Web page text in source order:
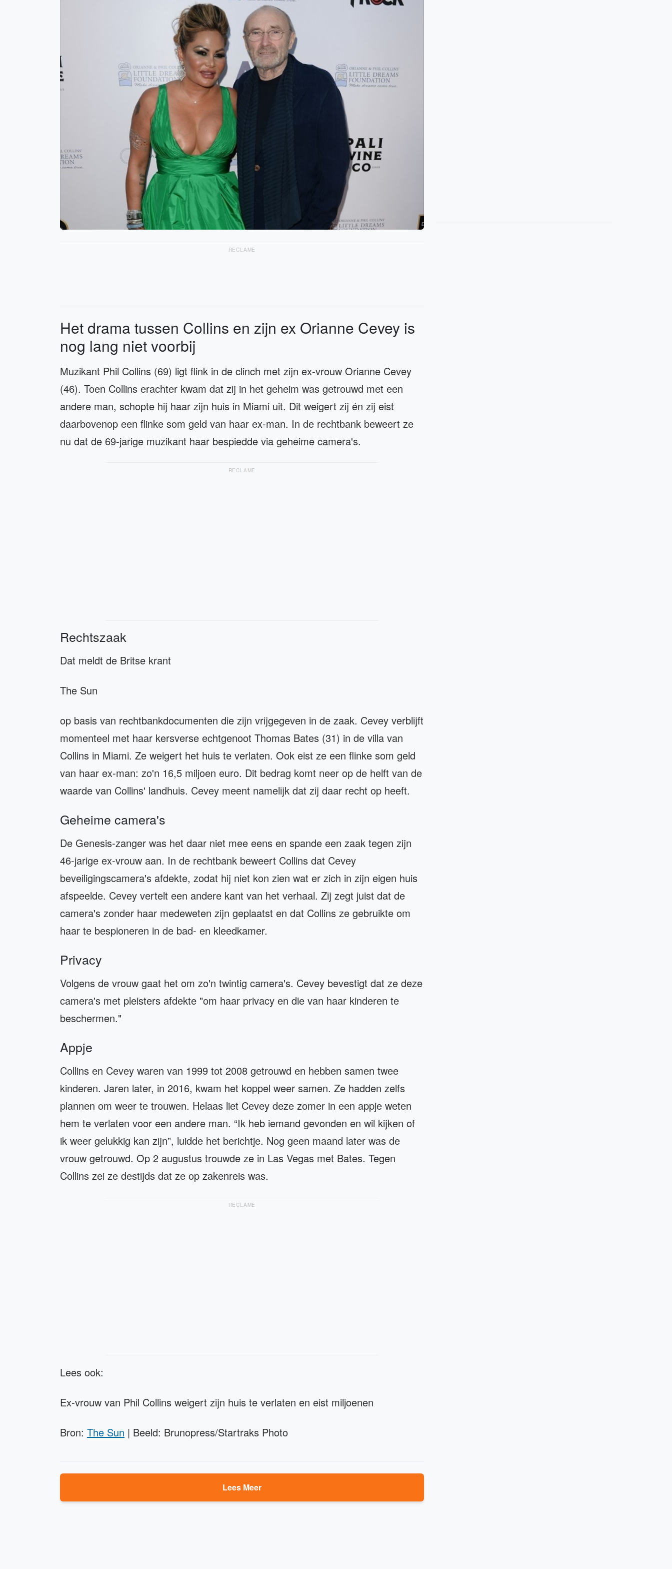
RECLAME
Het drama tussen Collins en zijn ex Orianne Cevey is
nog lang niet voorbij
Muzikant Phil Collins (69) ligt flink in de clinch met zijn ex-vrouw Orianne Cevey
(46). Toen Collins erachter kwam dat zij in het geheim was getrouwd met een
andere man, schopte hij haar zijn huis in Miami uit. Dit weigert zij én zij eist
daarbovenop een flinke som geld van haar ex-man. In de rechtbank beweert ze
nu dat de 69-jarige muzikant haar bespiedde via geheime camera's.
RECLAME
Rechtszaak
Dat meldt de Britse krant
The Sun
op basis van rechtbankdocumenten die zijn vrijgegeven in de zaak. Cevey verblijft
momenteel met haar kersverse echtgenoot Thomas Bates (31) in de villa van
Collins in Miami. Ze weigert het huis te verlaten. Ook eist ze een flinke som geld
van haar ex-man: zo'n 16,5 miljoen euro. Dit bedrag komt neer op de helft van de
waarde van Collins' landhuis. Cevey meent namelijk dat zij daar recht op heeft.
Geheime camera's
De Genesis-zanger was het daar niet mee eens en spande een zaak tegen zijn
46-jarige ex-vrouw aan. In de rechtbank beweert Collins dat Cevey
beveiligingscamera's afdekte, zodat hij niet kon zien wat er zich in zijn eigen huis
afspeelde. Cevey vertelt een andere kant van het verhaal. Zij zegt juist dat de
camera's zonder haar medeweten zijn geplaatst en dat Collins ze gebruikte om
haar te bespioneren in de bad- en kleedkamer.
Privacy
Volgens de vrouw gaat het om zo'n twintig camera's. Cevey bevestigt dat ze deze
camera's met pleisters afdekte "om haar privacy en die van haar kinderen te
beschermen."
Appje
Collins en Cevey waren van 1999 tot 2008 getrouwd en hebben samen twee
kinderen. Jaren later, in 2016, kwam het koppel weer samen. Ze hadden zelfs
plannen om weer te trouwen. Helaas liet Cevey deze zomer in een appje weten
hem te verlaten voor een andere man. “Ik heb iemand gevonden en wil kijken of
ik weer gelukkig kan zijn”, luidde het berichtje. Nog geen maand later was de
vrouw getrouwd. Op 2 augustus trouwde ze in Las Vegas met Bates. Tegen
Collins zei ze destijds dat ze op zakenreis was.
RECLAME
Lees ook:
Ex-vrouw van Phil Collins weigert zijn huis te verlaten en eist miljoenen
Bron: The Sun | Beeld: Brunopress/Startraks Photo
Lees Meer